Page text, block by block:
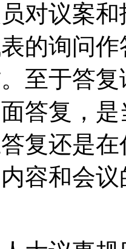
对议案
的询问作
。 至于答
答复 ， 是
复还是
容和会